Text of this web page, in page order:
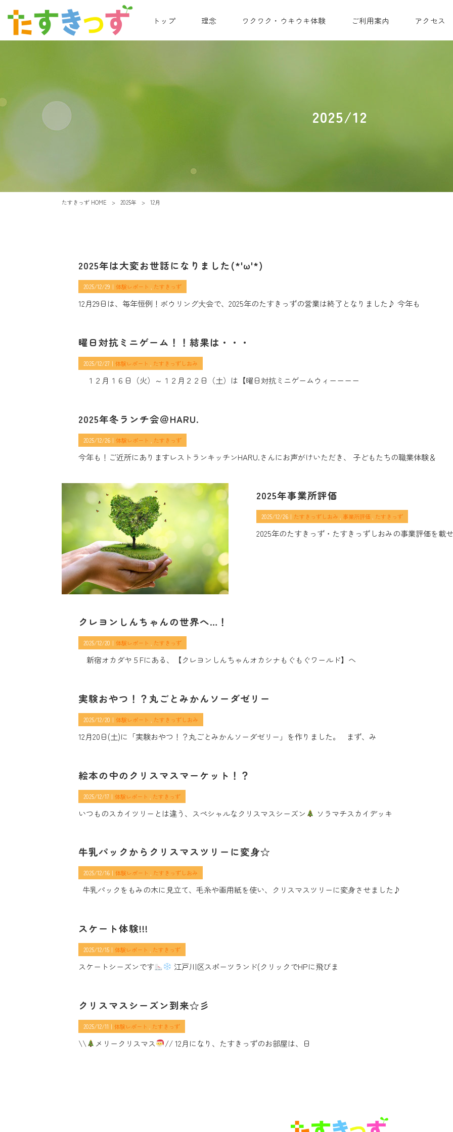
トップ 理念 ワクワク・ウキウキ体験 ご利用案内 アクセス
2025/12
たすきっず HOME > 2025年 > 12月
2025年は大変お世話になりました(*'ω'*)
2025/12/29｜ 体験レポート たすきっず
12月29日は、毎年恒例！ボウリング大会で、2025年のたすきっずの営業は終了となりました♪ 今年も
曜日対抗ミニゲーム！！結果は・・・
2025/12/27｜ 体験レポート たすきっずしおみ
１２月１６日（火）～１２月２２日（土）は【曜日対抗ミニゲームウィーーーー
2025年冬ランチ会＠HARU.
2025/12/26｜ 体験レポート たすきっず
今年も！ご近所にありますレストランキッチンHARU.さんにお声がけいただき、 子どもたちの職業体験＆
2025年事業所評価
2025/12/26｜ たすきっずしおみ 事業所評価 たすきっず
2025年のたすきっず・たすきっずしおみの事業評価を載せ
クレヨンしんちゃんの世界へ…！
2025/12/20｜ 体験レポート たすきっず
新宿オカダヤ５Fにある、【クレヨンしんちゃんオカシナもぐもぐワールド】へ
実験おやつ！？丸ごとみかんソーダゼリー
2025/12/20｜ 体験レポート たすきっずしおみ
12月20日(土)に「実験おやつ！？丸ごとみかんソーダゼリー」を作りました。 まず、み
絵本の中のクリスマスマーケット！？
2025/12/17｜ 体験レポート たすきっず
いつものスカイツリーとは違う、スペシャルなクリスマスシーズン ソラマチスカイデッキ
牛乳パックからクリスマスツリーに変身☆
2025/12/16｜ 体験レポート たすきっずしおみ
牛乳パックをもみの木に見立て、毛糸や画用紙を使い、クリスマスツリーに変身させました♪
スケート体験!!!
2025/12/15｜ 体験レポート たすきっず
スケートシーズンです 江戸川区スポーツランド(クリックでHPに飛びま
クリスマスシーズン到来☆彡
2025/12/11｜ 体験レポート たすきっず
\\ メリークリスマス // 12月になり、たすきっずのお部屋は、日